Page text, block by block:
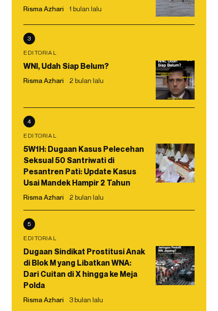
Risma Azhari 1 bulan lalu
3
EDITORIAL
WNI, Udah Siap Belum?
Risma Azhari 2 bulan lalu
4
EDITORIAL
5W1H: Dugaan Kasus Pelecehan
Seksual 50 Santriwati di
Pesantren Pati: Update Kasus
Usai Mandek Hampir 2 Tahun
Risma Azhari 2 bulan lalu
5
EDITORIAL
Dugaan Sindikat Prostitusi Anak
di Blok M yang Libatkan WNA:
Dari Cuitan di X hingga ke Meja
Polda
Risma Azhari 3 bulan lalu